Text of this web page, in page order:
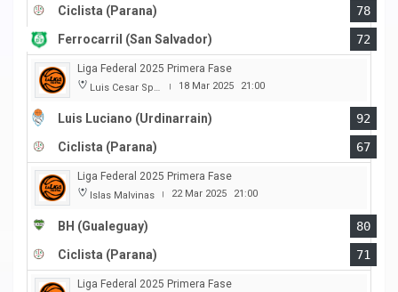
Ciclista (Parana)
78
Ferrocarril (San Salvador)
72
Liga Federal 2025 Primera Fase
Luis Cesar Spiazzi | 18 Mar 2025 21:00
Luis Luciano (Urdinarrain)
92
Ciclista (Parana)
67
Liga Federal 2025 Primera Fase
Islas Malvinas | 22 Mar 2025 21:00
BH (Gualeguay)
80
Ciclista (Parana)
71
Liga Federal 2025 Primera Fase